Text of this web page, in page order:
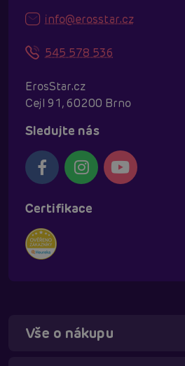
info@erosstar.cz
545 578 536
ErosStar.cz
Cejl 91, 60200 Brno
Sledujte nás
Certifikace
Vše o nákupuTáňa - virtuální asistentka